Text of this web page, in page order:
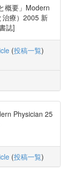
概要」Modern
治療）2005 新
誌]
(投稿一覧)
Physician 25
(投稿一覧)